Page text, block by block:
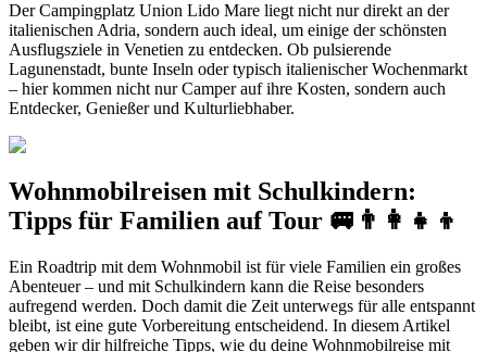
Der Campingplatz Union Lido Mare liegt nicht nur direkt an der
italienischen Adria, sondern auch ideal, um einige der schönsten
Ausflugsziele in Venetien zu entdecken. Ob pulsierende
Lagunenstadt, bunte Inseln oder typisch italienischer Wochenmarkt
– hier kommen nicht nur Camper auf ihre Kosten, sondern auch
Entdecker, Genießer und Kulturliebhaber.
Wohnmobilreisen mit Schulkindern:
Tipps für Familien auf Tour 🚐👨‍👩‍👧‍👦
Ein Roadtrip mit dem Wohnmobil ist für viele Familien ein großes
Abenteuer – und mit Schulkindern kann die Reise besonders
aufregend werden. Doch damit die Zeit unterwegs für alle entspannt
bleibt, ist eine gute Vorbereitung entscheidend. In diesem Artikel
geben wir dir hilfreiche Tipps, wie du deine Wohnmobilreise mit